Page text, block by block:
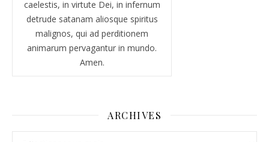
caelestis, in virtute Dei, in infernum
detrude satanam aliosque spiritus
malignos, qui ad perditionem
animarum pervagantur in mundo.
Amen.
ARCHIVES